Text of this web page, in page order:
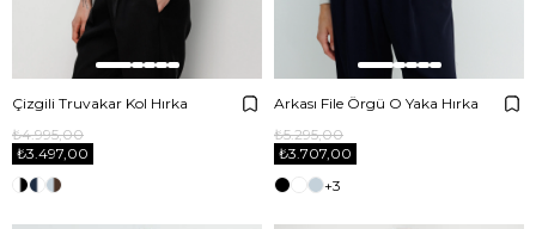
Çizgili Truvakar Kol Hırka
₺3.497,00
₺4.995,00
Arkası File Örgü O Yaka Hırka
₺3.707,00
₺5.295,00
+3